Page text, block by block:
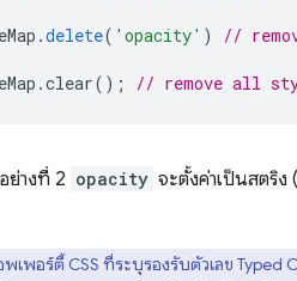
.delete( 'opacity' ) //
.clear(); // remove all
ย่างที่ 2 opacity จะตั้งค่าเป็นสตริง (
เพอร์ตี้ CSS ที่ระบุรองรับตัวเลข Typed